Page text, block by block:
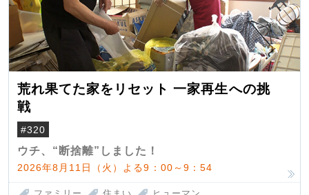
荒れ果てた家をリセット 一家再生への挑
戦
#320
ウチ、“断捨離”しました！
2026年8月11日（火）よる9：00～9：54